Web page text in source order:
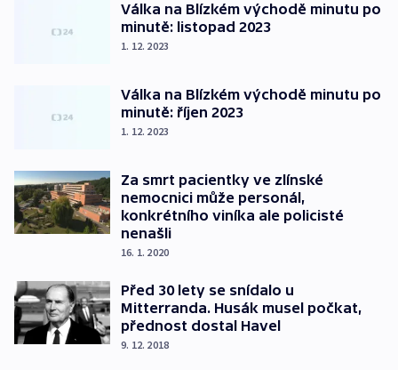
Válka na Blízkém východě minutu po
minutě: listopad 2023
1. 12. 2023
Válka na Blízkém východě minutu po
minutě: říjen 2023
1. 12. 2023
Za smrt pacientky ve zlínské
nemocnici může personál,
konkrétního viníka ale policisté
nenašli
16. 1. 2020
Před 30 lety se snídalo u
Mitterranda. Husák musel počkat,
přednost dostal Havel
9. 12. 2018